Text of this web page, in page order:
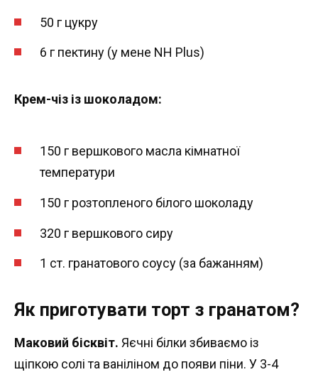
50 г цукру
6 г пектину (у мене NH Plus)
Крем-чіз із шоколадом:
150 г вершкового масла кімнатної
температури
150 г розтопленого білого шоколаду
320 г вершкового сиру
1 ст. гранатового соусу (за бажанням)
Як приготувати торт з гранатом?
Маковий бісквіт. Яєчні білки збиваємо із
щіпкою солі та ваніліном до появи піни. У 3-4